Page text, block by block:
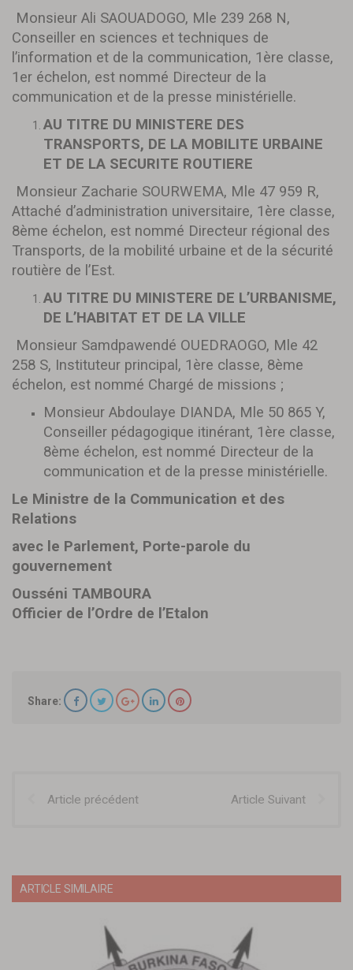
Monsieur Ali SAOUADOGO, Mle 239 268 N,
Conseiller en sciences et techniques de
l’information et de la communication, 1ère classe,
1er échelon, est nommé Directeur de la
communication et de la presse ministérielle.
AU TITRE DU MINISTERE DES
TRANSPORTS, DE LA MOBILITE URBAINE
ET DE LA SECURITE ROUTIERE
Monsieur Zacharie SOURWEMA, Mle 47 959 R,
Attaché d’administration universitaire, 1ère classe,
8ème échelon, est nommé Directeur régional des
Transports, de la mobilité urbaine et de la sécurité
routière de l’Est.
AU TITRE DU MINISTERE DE L’URBANISME,
DE L’HABITAT ET DE LA VILLE
Monsieur Samdpawendé OUEDRAOGO, Mle 42
258 S, Instituteur principal, 1ère classe, 8ème
échelon, est nommé Chargé de missions ;
Monsieur Abdoulaye DIANDA, Mle 50 865 Y,
Conseiller pédagogique itinérant, 1ère classe,
8ème échelon, est nommé Directeur de la
communication et de la presse ministérielle.
Le Ministre de la Communication et des
Relations
avec le Parlement, Porte-parole du
gouvernement
Ousséni TAMBOURA
Officier de l’Ordre de l’Etalon
Share:
Article précédent Article Suivant
ARTICLE SIMILAIRE